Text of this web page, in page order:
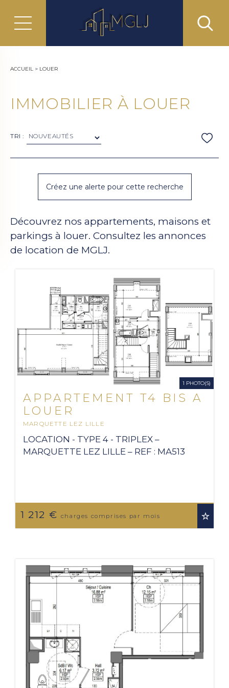
ACCUEIL > LOUER
IMMOBILIER À LOUER
TRI :
Découvrez nos appartements, maisons et
parkings à louer. Consultez les annonces
de location de MGLJ.
1 PHOTO(S)
APPARTEMENT T4 BIS A
LOUER
MARQUETTE LEZ LILLE
125.52 M 2
1 212 € charges comprises par mois
LOCATION - TYPE 4 - TRIPLEX –
MARQUETTE LEZ LILLE – REF : MA513